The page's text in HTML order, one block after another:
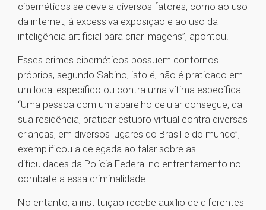
cibernéticos se deve a diversos fatores, como ao uso
da internet, à excessiva exposição e ao uso da
inteligência artificial para criar imagens”, apontou.
Esses crimes cibernéticos possuem contornos
próprios, segundo Sabino, isto é, não é praticado em
um local específico ou contra uma vítima específica.
“Uma pessoa com um aparelho celular consegue, da
sua residência, praticar estupro virtual contra diversas
crianças, em diversos lugares do Brasil e do mundo”,
exemplificou a delegada ao falar sobre as
dificuldades da Polícia Federal no enfrentamento no
combate a essa criminalidade.
No entanto, a instituição recebe auxílio de diferentes